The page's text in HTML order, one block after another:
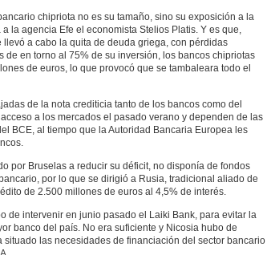
chipriota no es su tamaño, sino su exposición a la
la agencia Efe el economista Stelios Platis. Y es que,
a cabo la quita de deuda griega, con pérdidas
de en torno al 75% de su inversión, los bancos chipriotas
de euros, lo que provocó que se tambaleara todo el
de la nota crediticia tanto de los bancos como del
a los mercados el pasado verano y dependen de las
BCE, al tiempo que la Autoridad Bancaria Europea les
por Bruselas a reducir su déficit, no disponía de fondos
por lo que se dirigió a Rusia, tradicional aliado de
de 2.500 millones de euros al 4,5% de interés.
de intervenir en junio pasado el Laiki Bank, para evitar la
banco del país. No era suficiente y Nicosia hubo de
situado las necesidades de financiación del sector bancario